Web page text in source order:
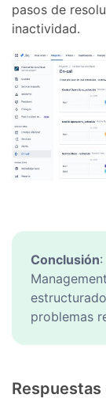
pasos de
inactividad.
Conclusión
problemas
Respuestas